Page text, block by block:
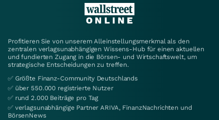
Profitieren Sie von unserem Alleinstellungsmerkmal als den
zentralen verlagsunabhängigen Wissens-Hub für einen aktuellen
und fundierten Zugang in die Börsen- und Wirtschaftswelt, um
strategische Entscheidungen zu treffen.
✅ Größte Finanz-Community Deutschlands
✅ über 550.000 registrierte Nutzer
✅ rund 2.000 Beiträge pro Tag
✅ verlagsunabhängige Partner ARIVA, FinanzNachrichten und
BörsenNews